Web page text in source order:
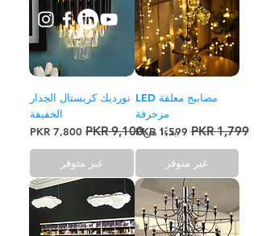
مصابيح معلقة LED
مزخرفة
سعر عادي‏1,799 PKR سعر البيع
غير متوفر
نورديك كريستال الجدار
الخفيفة
بدءًا من
سعر عادي
سعر البيع
غير متوفر